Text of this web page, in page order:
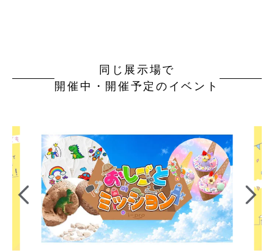
同じ展示場で
開催中・開催予定のイベント